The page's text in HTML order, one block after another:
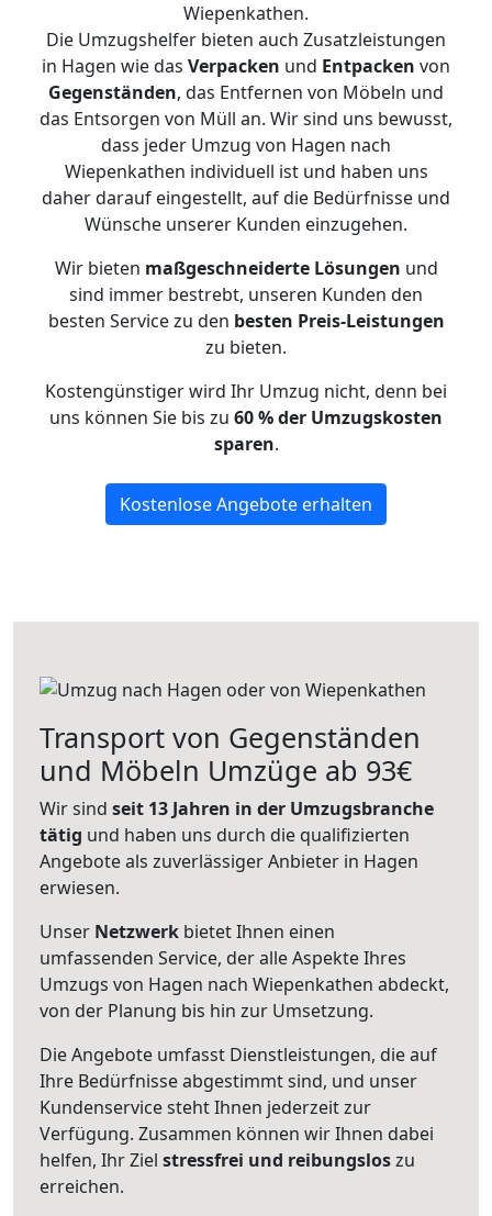
Wiepenkathen.
Die Umzugshelfer bieten auch Zusatzleistungen
in Hagen wie das Verpacken und Entpacken von
Gegenständen, das Entfernen von Möbeln und
das Entsorgen von Müll an. Wir sind uns bewusst,
dass jeder Umzug von Hagen nach
Wiepenkathen individuell ist und haben uns
daher darauf eingestellt, auf die Bedürfnisse und
Wünsche unserer Kunden einzugehen.
Wir bieten maßgeschneiderte Lösungen und
sind immer bestrebt, unseren Kunden den
besten Service zu den besten Preis-Leistungen
zu bieten.
Kostengünstiger wird Ihr Umzug nicht, denn bei
uns können Sie bis zu 60 % der Umzugskosten
sparen.
Kostenlose Angebote erhalten
Transport von Gegenständen
und Möbeln Umzüge ab 93€
Wir sind seit 13 Jahren in der Umzugsbranche
tätig und haben uns durch die qualifizierten
Angebote als zuverlässiger Anbieter in Hagen
erwiesen.
Unser Netzwerk bietet Ihnen einen
umfassenden Service, der alle Aspekte Ihres
Umzugs von Hagen nach Wiepenkathen abdeckt,
von der Planung bis hin zur Umsetzung.
Die Angebote umfasst Dienstleistungen, die auf
Ihre Bedürfnisse abgestimmt sind, und unser
Kundenservice steht Ihnen jederzeit zur
Verfügung. Zusammen können wir Ihnen dabei
helfen, Ihr Ziel stressfrei und reibungsloszu
erreichen.